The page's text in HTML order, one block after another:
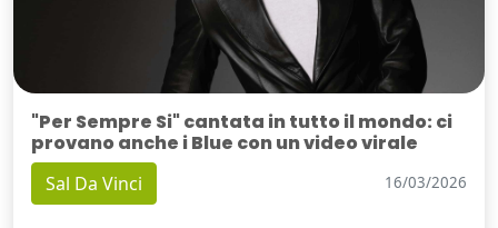
"Per Sempre Si" cantata in tutto il mondo: ci
provano anche i Blue con un video virale
Sal Da Vinci 16/03/2026